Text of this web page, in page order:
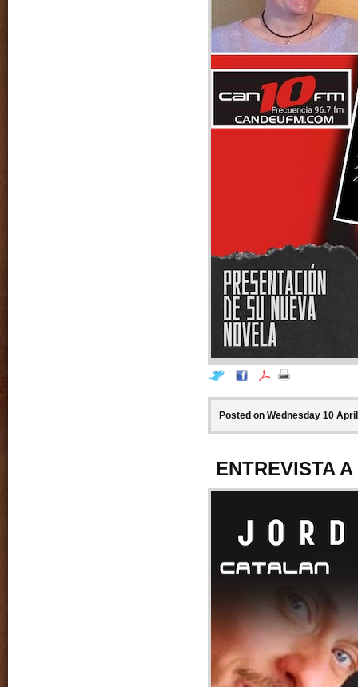
Posted on Wednesday 10
ENTREVISTA